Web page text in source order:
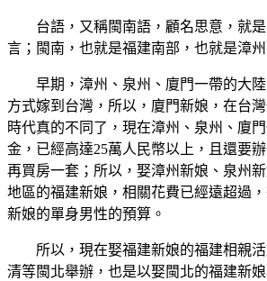
台語，又稱閩南語，顧名思意，就
言；閩南，也就是福建南部，也就是漳
早期，漳州、泉州、廈門一帶的大
方式嫁到台灣，所以，廈門新娘，在台
時代真的不同了，現在漳州、泉州、廈
金，已經高達25萬人民幣以上，且還要
再買房一套；所以，娶漳州新娘、泉州
地區的福建新娘，相關花費已經遠超過
新娘的單身男性的預算。
所以，現在娶福建新娘的福建相親
清等閩北舉辦，也是以娶閩北的福建新